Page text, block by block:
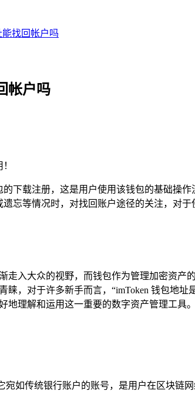
能找回帐户吗
帐户吗
下载注册，这是用户使用该钱包的基础操
忘等情况时，对找回账户途径的关注，对
入大众的视野，而钱包作为管理加密资产
，对于许多新手而言，“imToken 钱包地址
地理解和运用这一重要的数字资产管理工具。
如传统银行账户的账号，是用户在区块链